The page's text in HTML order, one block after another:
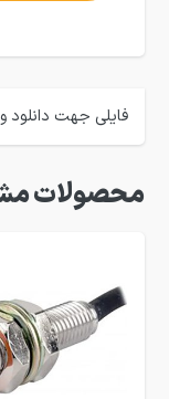
فایلی جهت دانلود
محصولات